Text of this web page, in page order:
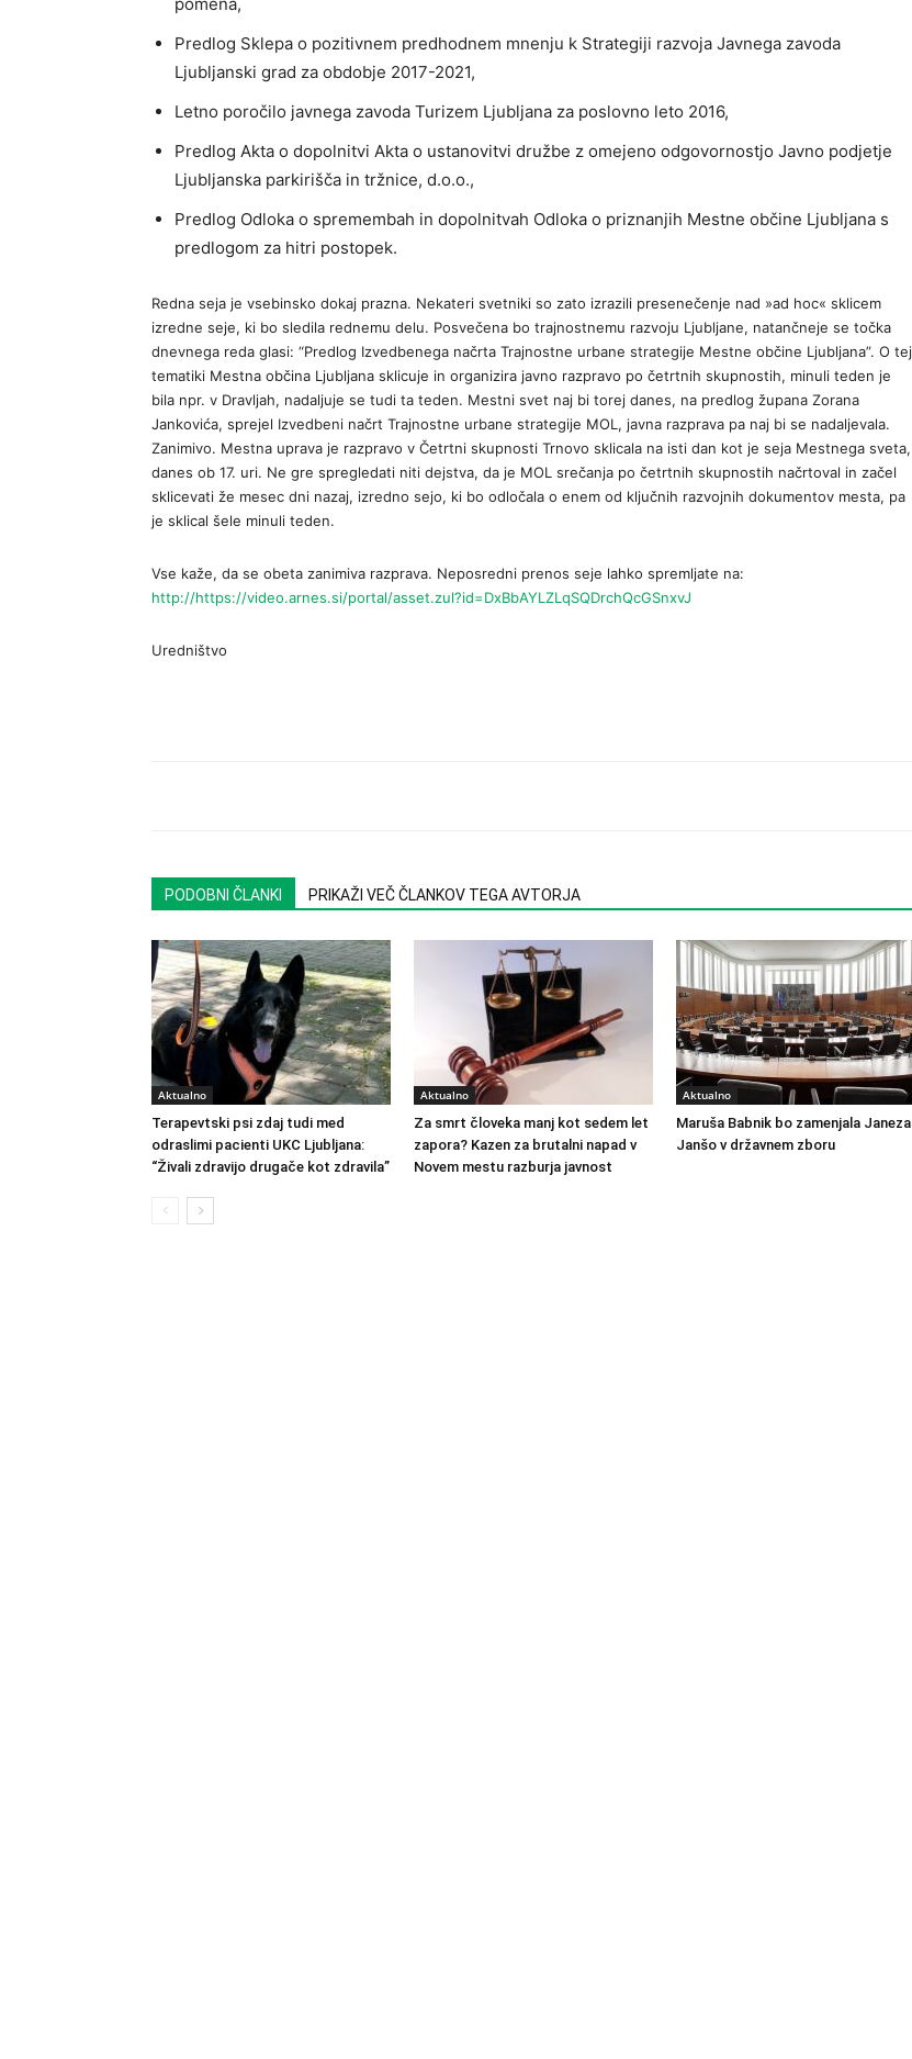
Predlog Sklepa o pozitivnem predhodnem mnenju k Strategiji razvoja Javnega zavoda
Ljubljanski grad za obdobje 2017-2021,
Letno poročilo javnega zavoda Turizem Ljubljana za poslovno leto 2016,
Predlog Akta o dopolnitvi Akta o ustanovitvi družbe z omejeno odgovornostjo Javno podjetje
Ljubljanska parkirišča in tržnice, d.o.o.,
Predlog Odloka o spremembah in dopolnitvah Odloka o priznanjih Mestne občine Ljubljana s
predlogom za hitri postopek.
Redna seja je vsebinsko dokaj prazna. Nekateri svetniki so zato izrazili presenečenje nad »ad hoc« sklicem
izredne seje, ki bo sledila rednemu delu. Posvečena bo trajnostnemu razvoju Ljubljane, natančneje se točka
dnevnega reda glasi: “Predlog Izvedbenega načrta Trajnostne urbane strategije Mestne občine Ljubljana”. O tej
tematiki Mestna občina Ljubljana sklicuje in organizira javno razpravo po četrtnih skupnostih, minuli teden je
bila npr. v Dravljah, nadaljuje se tudi ta teden. Mestni svet naj bi torej danes, na predlog župana Zorana
Jankovića, sprejel Izvedbeni načrt Trajnostne urbane strategije MOL, javna razprava pa naj bi se nadaljevala.
Zanimivo. Mestna uprava je razpravo v Četrtni skupnosti Trnovo sklicala na isti dan kot je seja Mestnega sveta,
danes ob 17. uri. Ne gre spregledati niti dejstva, da je MOL srečanja po četrtnih skupnostih načrtoval in začel
sklicevati že mesec dni nazaj, izredno sejo, ki bo odločala o enem od ključnih razvojnih dokumentov mesta, pa
je sklical šele minuli teden.
Vse kaže, da se obeta zanimiva razprava. Neposredni prenos seje lahko spremljate na:
http://https://video.arnes.si/portal/asset.zul?id=DxBbAYLZLqSQDrchQcGSnxvJ
Uredništvo
PODOBNI ČLANKI PRIKAŽI VEČ ČLANKOV TEGA AVTORJA
Aktualno
Terapevtski psi zdaj tudi med
odraslimi pacienti UKC Ljubljana:
“Živali zdravijo drugače kot zdravila”
Aktualno
Za smrt človeka manj kot sedem let
zapora? Kazen za brutalni napad v
Novem mestu razburja javnost
Aktualno
Maruša Babnik bo zamenjala Janeza
Janšo v državnem zboru